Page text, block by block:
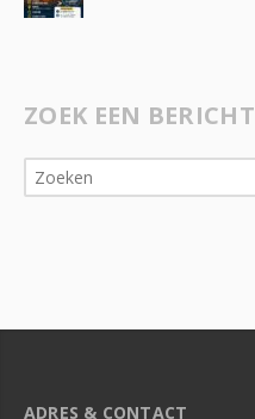
ZOEK EEN BERICHT
ADRES & CONTACT